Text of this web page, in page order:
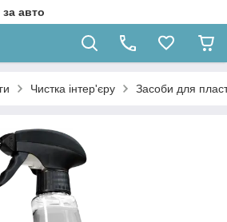
авто
Чистка інтер'єру Засоби для